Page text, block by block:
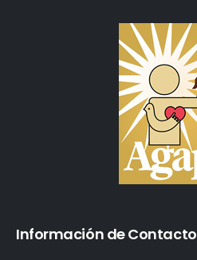
Información de Contacto